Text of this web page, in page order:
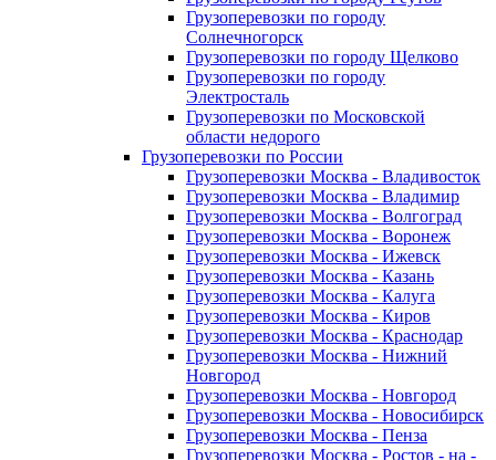
Грузоперевозки по городу
Солнечногорск
Грузоперевозки по городу Щелково
Грузоперевозки по городу
Электросталь
Грузоперевозки по Московской
области недорого
Грузоперевозки по России
Грузоперевозки Москва - Владивосток
Грузоперевозки Москва - Владимир
Грузоперевозки Москва - Волгоград
Грузоперевозки Москва - Воронеж
Грузоперевозки Москва - Ижевск
Грузоперевозки Москва - Казань
Грузоперевозки Москва - Калуга
Грузоперевозки Москва - Киров
Грузоперевозки Москва - Краснодар
Грузоперевозки Москва - Нижний
Новгород
Грузоперевозки Москва - Новгород
Грузоперевозки Москва - Новосибирск
Грузоперевозки Москва - Пенза
Грузоперевозки Москва - Ростов - на -